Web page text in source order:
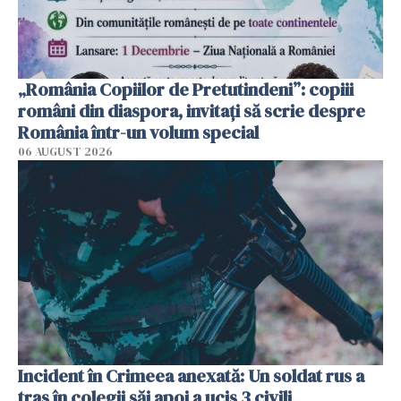
„România Copiilor de Pretutindeni”: copiii
români din diaspora, invitați să scrie despre
România într-un volum special
06 AUGUST 2026
Incident în Crimeea anexată: Un soldat rus a